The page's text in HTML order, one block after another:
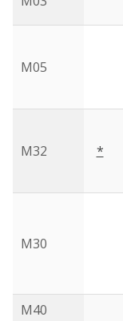
M05
M32 *
M30
M40